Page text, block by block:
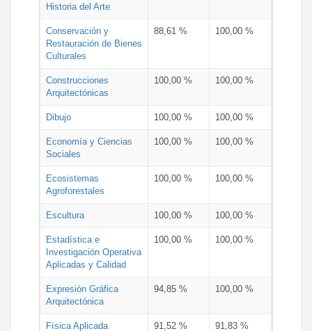
Historia del Arte
Conservación y
Restauración de Bienes
Culturales
88,61 % 100,00 %
Construcciones
Arquitectónicas
100,00 % 100,00 %
Dibujo 100,00 % 100,00 %
Economía y Ciencias
Sociales
100,00 % 100,00 %
Ecosistemas
Agroforestales
100,00 % 100,00 %
Escultura 100,00 % 100,00 %
Estadística e
Investigación Operativa
Aplicadas y Calidad
100,00 % 100,00 %
Expresión Gráfica
Arquitectónica
94,85 % 100,00 %
Física Aplicada 91,52 % 91,83 %